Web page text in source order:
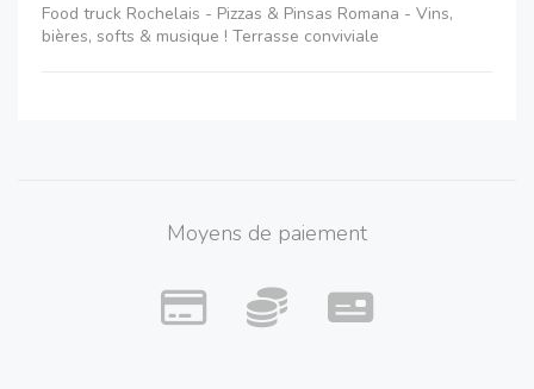
Food truck Rochelais - Pizzas & Pinsas Romana - Vins,
bières, softs & musique ! Terrasse conviviale
Moyens de paiement